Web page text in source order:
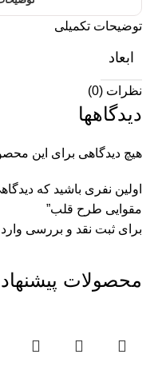
توضیحات تکمیلی
ابعاد
نظرات (0)
دیدگاهها
هیچ دیدگاهی برای این
اولین نفری باشید که
مقوایی طرح قلب”
برای ثبت نقد و بررسی
محصولات